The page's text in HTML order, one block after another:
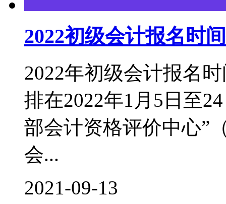
2022初级会计报名时
2022年初级会计报名
排在2022年1月5日至
部会计资格评价中心”
会...
2021-09-13